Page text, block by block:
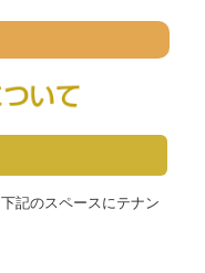
記のスペースにテナン